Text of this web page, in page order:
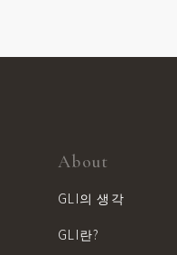
About
GLI의 생각
GLI란?